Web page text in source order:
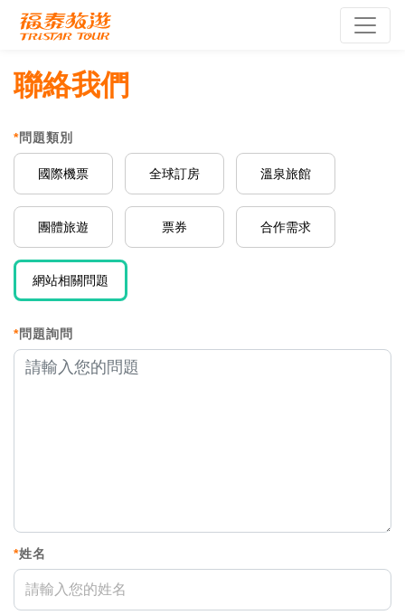
聯絡我們
*問題類別
國際機票 全球訂房 溫泉旅館
團體旅遊 票券 合作需求
網站相關問題
*問題詢問
*姓名